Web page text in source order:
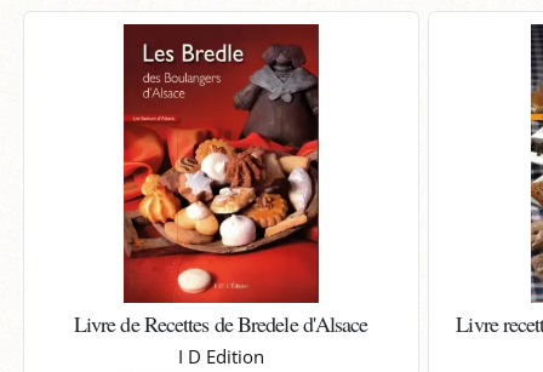
Livre de Recettes de Bredele d'Alsace
I D Edition
Livre